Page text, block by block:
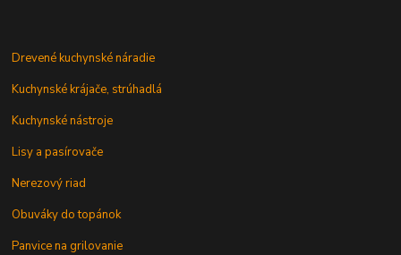
Drevené kuchynské náradie
Kuchynské krájače, strúhadlá
Kuchynské nástroje
Lisy a pasírovače
Nerezový riad
Obuváky do topánok
Panvice na grilovanie